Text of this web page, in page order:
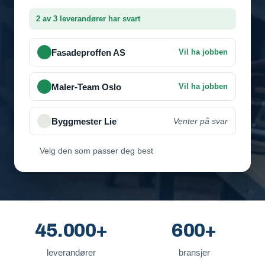
2 av 3 leverandører har svart
Fasadeproffen AS Vil ha jobben
Velg den som passer deg best
45.000+
leverandører
600+
bransjer